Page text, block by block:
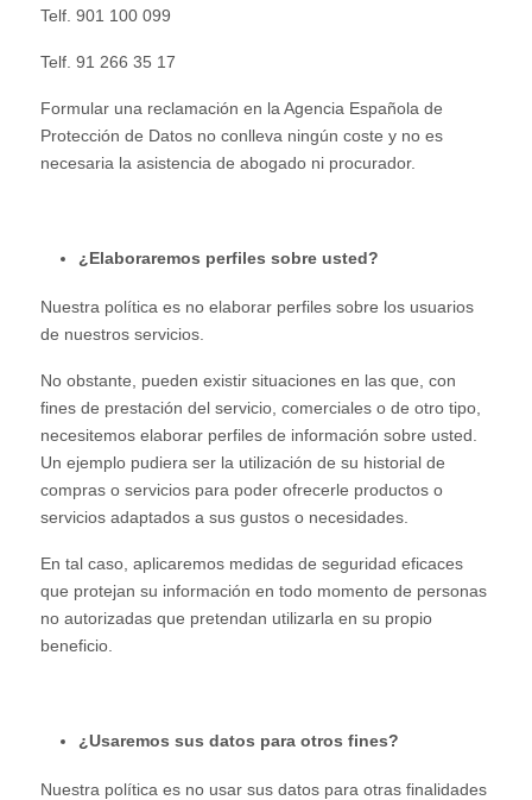
Telf. 901 100 099
Telf. 91 266 35 17
Formular una reclamación en la Agencia Española de
Protección de Datos no conlleva ningún coste y no es
necesaria la asistencia de abogado ni procurador.
¿Elaboraremos perfiles sobre usted?
Nuestra política es no elaborar perfiles sobre los usuarios
de nuestros servicios.
No obstante, pueden existir situaciones en las que, con
fines de prestación del servicio, comerciales o de otro tipo,
necesitemos elaborar perfiles de información sobre usted.
Un ejemplo pudiera ser la utilización de su historial de
compras o servicios para poder ofrecerle productos o
servicios adaptados a sus gustos o necesidades.
En tal caso, aplicaremos medidas de seguridad eficaces
que protejan su información en todo momento de personas
no autorizadas que pretendan utilizarla en su propio
beneficio.
¿Usaremos sus datos para otros fines?
Nuestra política es no usar sus datos para otras finalidades